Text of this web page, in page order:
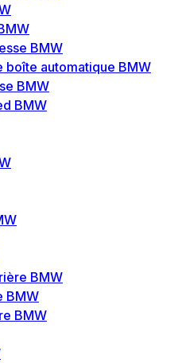
BMW
boîte automatique BMW
BMW
BMW
BMW
BMW
BMW